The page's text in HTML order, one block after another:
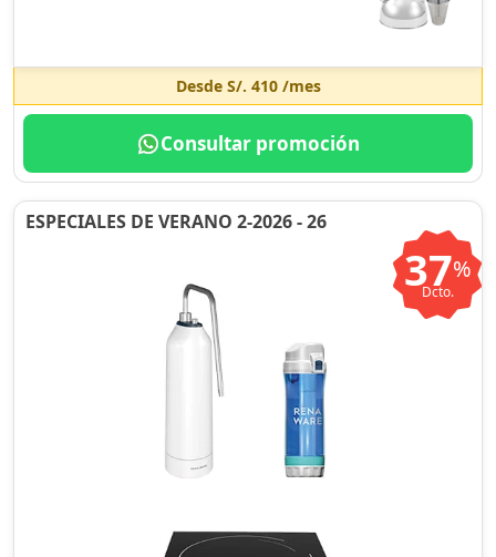
Desde S/. 410/mes
Consultar promoción
ESPECIALES DE VERANO 2-2026 - 26
37%
Dcto.